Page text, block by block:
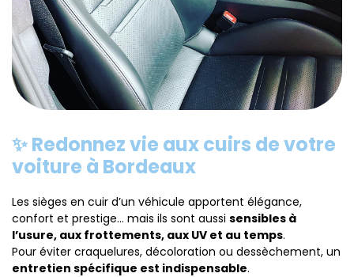
✨ Redonnez vie aux cuirs de votre
voiture à Bordeaux
Les sièges en cuir d’un véhicule apportent élégance,
confort et prestige… mais ils sont aussi sensibles à
l’usure, aux frottements, aux UV et au temps.
Pour éviter craquelures, décoloration ou dessèchement, un
entretien spécifique est indispensable.